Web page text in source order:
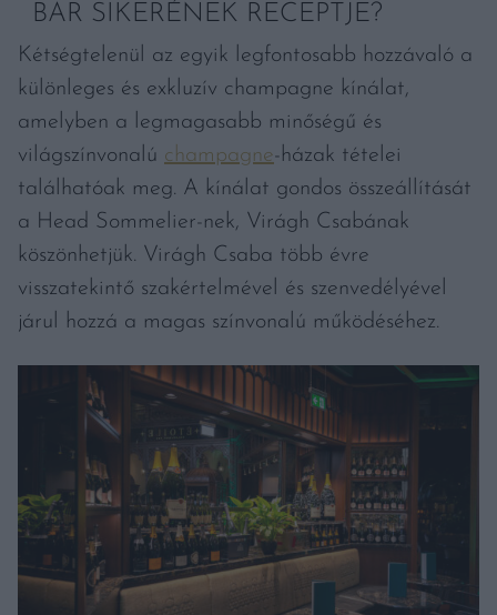
BAR SIKERÉNEK RECEPTJE?
Kétségtelenül az egyik legfontosabb hozzávaló a
különleges és exkluzív champagne kínálat,
amelyben a legmagasabb minőségű és
világszínvonalú champagne-házak tételei
találhatóak meg. A kínálat gondos összeállítását
a Head Sommelier-nek, Virágh Csabának
köszönhetjük. Virágh Csaba több évre
visszatekintő szakértelmével és szenvedélyével
járul hozzá a magas színvonalú működéséhez.